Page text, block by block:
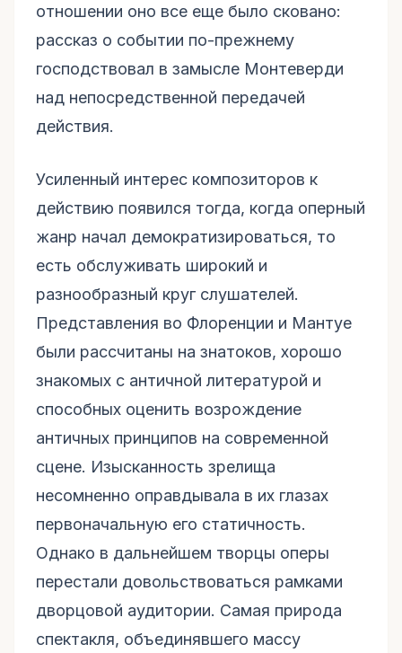
отношении оно все еще было сковано:
рассказ о событии по-прежнему
господствовал в замысле Монтеверди
над непосредственной передачей
действия.
Усиленный интерес композиторов к
действию появился тогда, когда оперный
жанр начал демократизироваться, то
есть обслуживать широкий и
разнообразный круг слушателей.
Представления во Флоренции и Мантуе
были рассчитаны на знатоков, хорошо
знакомых с античной литературой и
способных оценить возрождение
античных принципов на современной
сцене. Изысканность зрелища
несомненно оправдывала в их глазах
первоначальную его статичность.
Однако в дальнейшем творцы оперы
перестали довольствоваться рамками
дворцовой аудитории. Самая природа
спектакля, объединявшего массу